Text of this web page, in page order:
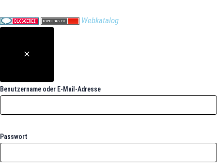
Webkatalog
Benutzername oder E-Mail-Adresse
Passwort